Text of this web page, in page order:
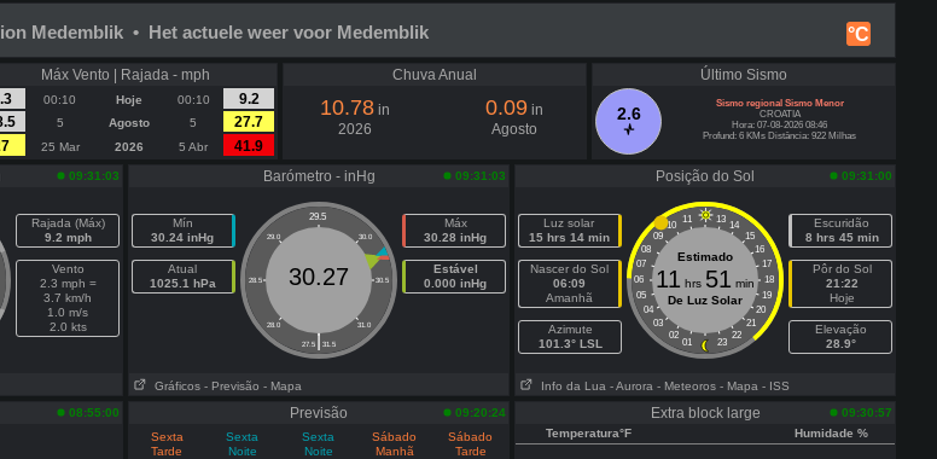
°C
Medemblik • Het actuele weer voor Medemblik
Máx Vento | Rajada - mph
00:10 Hoje 00:10
9.2
5 Agosto 5
27.7
25 Mar 2026 5 Abr 41.9
Chuva Anual
10.78 in
2026
0.09 in
Agosto
Último Sismo
2.6
Sismo regional Sismo Menor
CROATIA
Hora: 07-08-2026 08:46
Profund: 6 KMs Distância: 922 Milhas
09:31:03
Rajada (Máx)
9.2 mph
Vento
2.3 mph =
3.7 km/h
1.0 m/s
2.0 kts
Barómetro - inHg 09:31:03
Mín
30.24 inHg
Atual
1025.1 hPa
29.5
29.0 30.0
28.5 30.5
28.0 31.0
|
27.5 31.5
30.27
Máx
30.28 inHg
Estável
0.000 inHg
Gráficos - Previsão - Mapa
Posição do Sol 09:31:00
Luz solar
15 hrs 14 min
Nascer do Sol
06:09
Amanhã
Azimute
101.3° LSL
11 13
10
14
09
15
08
16
07
17
06
18
05
19
04
20
03
21
02
22
01 23
Estimado
11 hrs 51 min
De Luz Solar
Escuridão
8 hrs 45 min
Pôr do Sol
21:22
Hoje
Elevação
28.9°
Info da Lua - Aurora - Meteoros - Mapa - ISS
08:55:00 Previsão
09:20:24
Sexta
Tarde
Sexta
Noite
Sexta
Noite
Sábado
Manhã
Sábado
Tarde
Extra block large
09:30:57
Temperatura°F
Humidade %